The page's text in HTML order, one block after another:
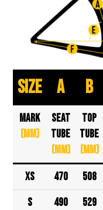
SIZE A B
MARK
(mm)
SEAT
TUBE
(mm)
TOP
TUBE
(mm)
XS
470 508
S
490 529